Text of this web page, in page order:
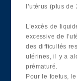
l’utérus (plus de
L’excès de
excessive de
des difficultés
utérines, il y a
prématuré.
Pour le foetus,